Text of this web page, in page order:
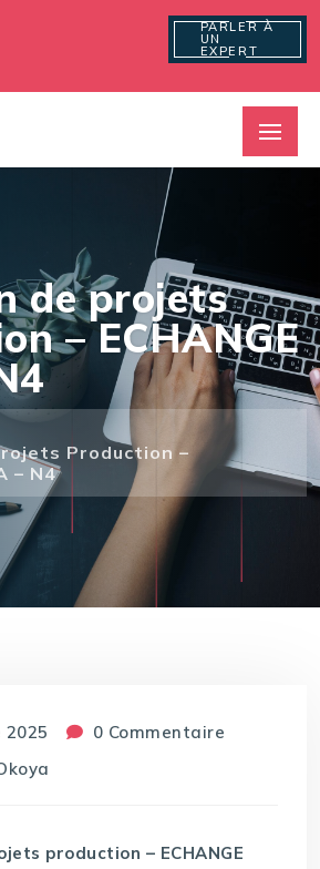
PARLER À
UN
EXPERT
de projets
– ECHANGE
Production –
– N4
2025
0 Commentaire
production – ECHANGE